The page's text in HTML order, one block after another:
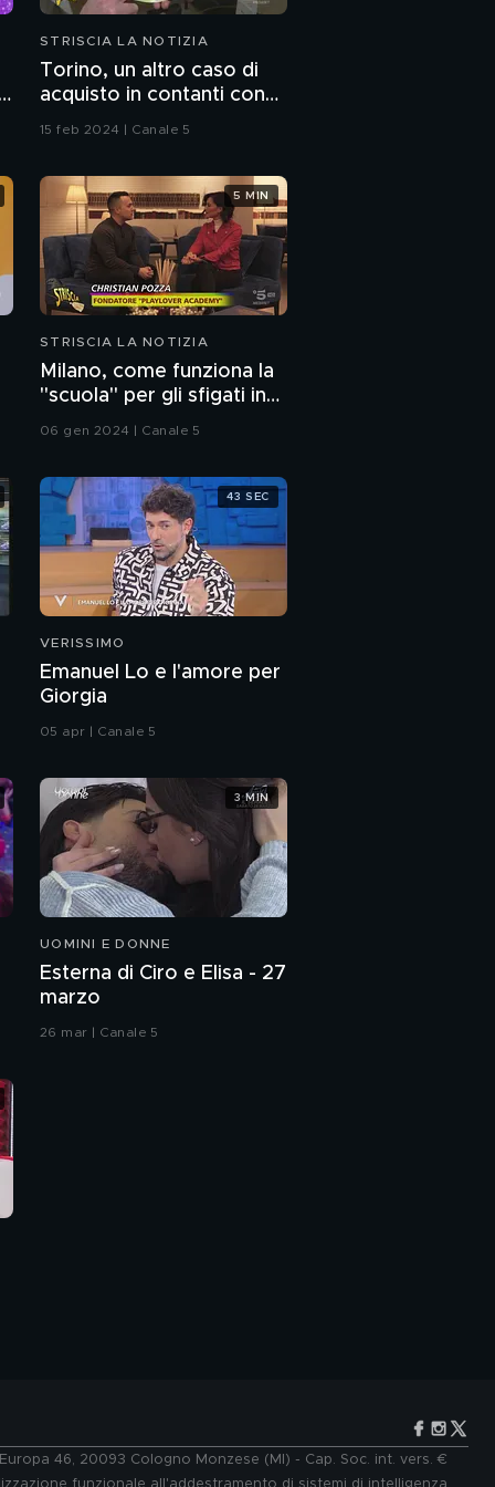
STRISCIA LA NOTIZIA
Torino, un altro caso di
acquisto in contanti con
lo "strappo"
15 feb 2024 | Canale 5
STRISCIA LA NOTIZIA
Milano, come funziona la
"scuola" per gli sfigati in
06 gen 2024 | Canale 5
5 MIN
VERISSIMO
Emanuel Lo e l'amore per
Giorgia
05 apr | Canale 5
43 SEC
UOMINI E DONNE
Esterna di Ciro e Elisa - 27
marzo
26 mar | Canale 5
3 MIN
46, 20093 Cologno Monzese (MI) - Cap. Soc. int. vers. €